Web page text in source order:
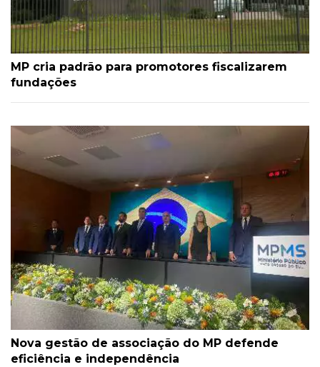
MP cria padrão para promotores fiscalizarem
fundações
Nova gestão de associação do MP defende
eficiência e independência